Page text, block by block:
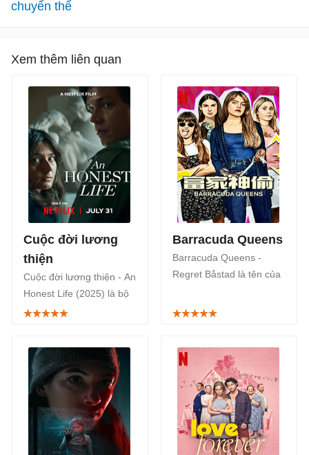
chuyển thể
Xem thêm liên quan
Cuộc đời lương
thiện
Cuộc đời lương thiện - An
Honest Life (2025) là bộ
phim tội phạm giật gân
Joakim Zander. Phim
phát sóng trên Netflix vào
ngày 31/7/2025.
Barracuda Queens
Barracuda Queens -
Regret Båstad là tên của
điện ảnh Thụy Điển dựa
phát sóng 2 mùa trên